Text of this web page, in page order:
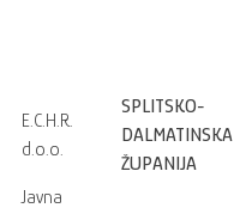
E.C.H.R.
d.o.o.
SPLITSKO-
DALMATINSKA
ŽUPANIJA
Javna